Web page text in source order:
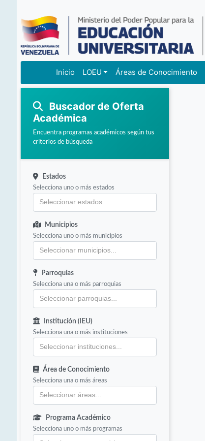
Inicio LOEU Áreas de Conocimiento
Buscador de Oferta
Académica
Encuentra programas académicos según tus
criterios de búsqueda
Estados
Selecciona uno o más estados
Municipios
Selecciona uno o más municipios
Parroquias
Selecciona una o más parroquias
Institución (IEU)
Selecciona una o más instituciones
Área de Conocimiento
Selecciona una o más áreas
Programa Académico
Selecciona uno o más programas